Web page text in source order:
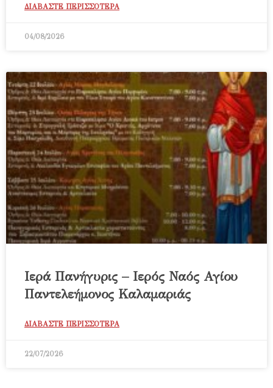
ΔΙΑΒΑΣΤΕ ΠΕΡΙΣΣΟΤΕΡΑ
04/08/2026
Ιερά Πανήγυρις – Ιερός Ναός Αγίου
Παντελεήμονος Καλαμαριάς
ΔΙΑΒΑΣΤΕ ΠΕΡΙΣΣΟΤΕΡΑ
22/07/2026